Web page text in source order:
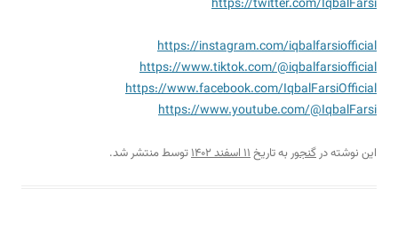
https://twitter.com/IqbalFarsi
https://instagram.com/iqbalfarsiofficial
https://www.tiktok.com/@iqbalfarsiofficial
https://www.facebook.com/IqbalFarsiOfficial
https://www.youtube.com/@IqbalFarsi
این نوشته درگنجور به تاریخ۱۱ اسفند ۱۴۰۲ توسطمنتشر شد.